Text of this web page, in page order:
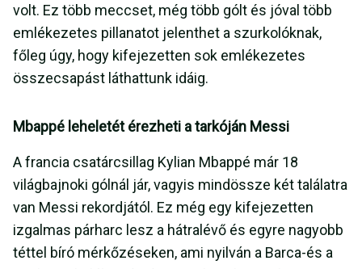
volt. Ez több meccset, még több gólt és jóval több
emlékezetes pillanatot jelenthet a szurkolóknak,
főleg úgy, hogy kifejezetten sok emlékezetes
összecsapást láthattunk idáig.
Mbappé leheletét érezheti a tarkóján Messi
A francia csatárcsillag Kylian Mbappé már 18
világbajnoki gólnál jár, vagyis mindössze két találatra
van Messi rekordjától. Ez még egy kifejezetten
izgalmas párharc lesz a hátralévő és egyre nagyobb
téttel bíró mérkőzéseken, ami nyilván a Barca-és a